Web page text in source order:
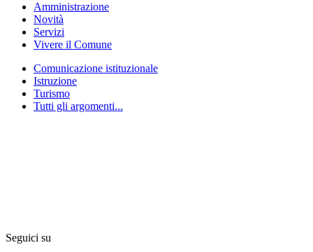
Amministrazione
Novità
Servizi
Vivere il Comune
Comunicazione istituzionale
Istruzione
Turismo
Tutti gli argomenti...
Seguici su